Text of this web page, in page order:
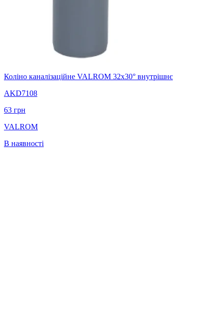
Коліно каналізаційне VALROM 32x30° внутрішнє
AKD7108
63 грн
VALROM
В наявності